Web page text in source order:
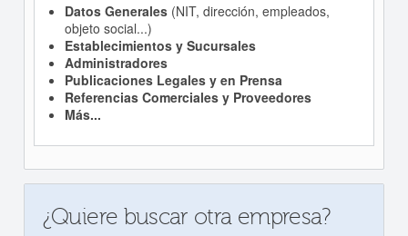
Datos Generales(NIT, dirección, empleados,
objeto social...)
Establecimientos y Sucursales
Administradores
Publicaciones Legales y en Prensa
Referencias Comerciales y Proveedores
Más...
¿Quiere buscar otra empresa?